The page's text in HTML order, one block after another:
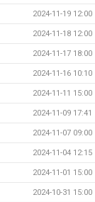
2024-11-19 12:00
2024-11-18 12:00
2024-11-17 18:00
2024-11-16 10:10
2024-11-11 15:00
2024-11-09 17:41
2024-11-07 09:00
2024-11-04 12:15
2024-11-01 15:00
2024-10-31 15:00